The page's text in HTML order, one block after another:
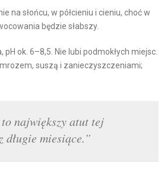
na słońcu, w półcieniu i cieniu, choć w
będzie słabszy.
pH ok. 6–8,5. Nie lubi podmokłych miejsc.
suszą i zanieczyszczeniami;
to największy atut tej
długie miesiące.”